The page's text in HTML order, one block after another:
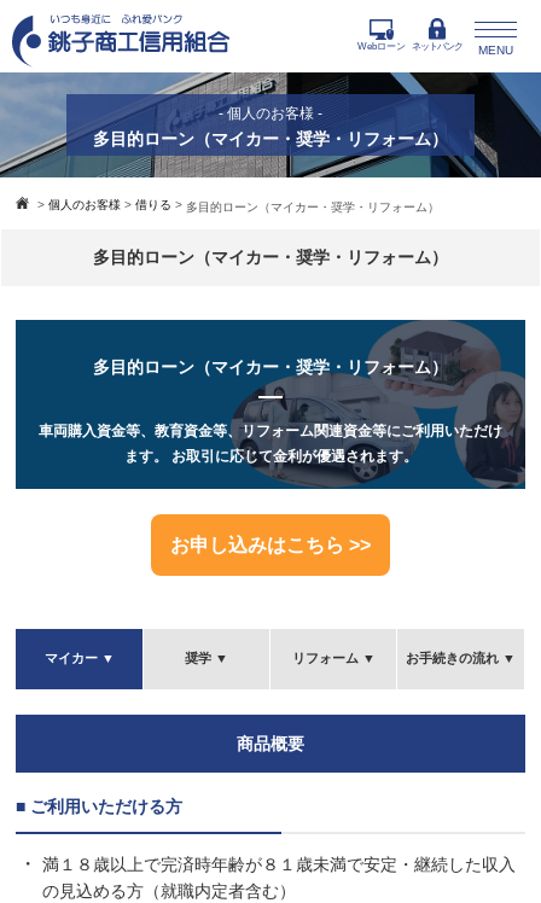
MENU
Webローン ネットバンク
- 個人のお客様 -
多目的ローン（マイカー・奨学・リフォーム）
>個人のお客様 >借りる > 多目的ローン（マイカー・奨学・リフォーム）
多目的ローン（マイカー・奨学・リフォーム）
多目的ローン（マイカー・奨学・リフォーム）
車両購入資金等、教育資金等、リフォーム関連資金等にご利用いただけ
ます。
お取引に応じて金利が優遇されます。
お申し込みはこちら >>
マイカー ▼ 奨学 ▼ リフォーム ▼ お手続きの流れ ▼
商品概要
■ ご利用いただける方
満１８歳以上で完済時年齢が８１歳未満で安定・継続した収入
の見込める方（就職内定者含む）